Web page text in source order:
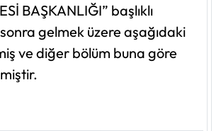
BAŞKANLIĞI” başlıklı
gelmek üzere aşağıdaki
ve diğer bölüm buna göre